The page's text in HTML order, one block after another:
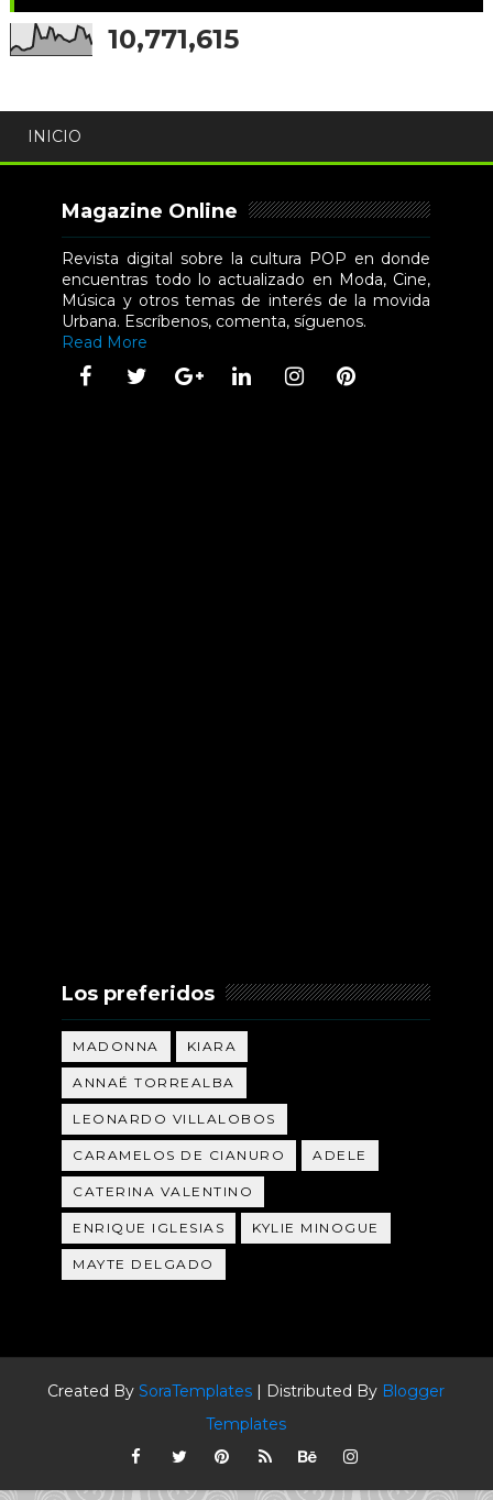
10,771,615
INICIO
Magazine Online
Revista digital sobre la cultura POP en donde
encuentras todo lo actualizado en Moda, Cine,
Música y otros temas de interés de la movida
Urbana. Escríbenos, comenta, síguenos.
Read More
Los preferidos
MADONNA KIARA
ANNAÉ TORREALBA
LEONARDO VILLALOBOS
CARAMELOS DE CIANURO ADELE
CATERINA VALENTINO
ENRIQUE IGLESIAS KYLIE MINOGUE
MAYTE DELGADO
Created BySoraTemplates | Distributed By Blogger
Templates